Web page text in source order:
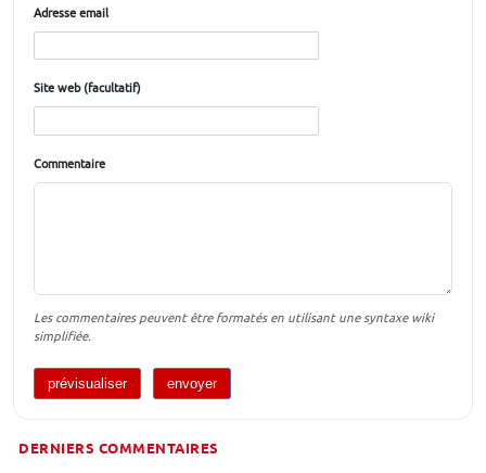
Adresse email
Site web (facultatif)
Commentaire
Les commentaires peuvent être formatés en utilisant une syntaxe wiki
simplifiée.
DERNIERS COMMENTAIRES